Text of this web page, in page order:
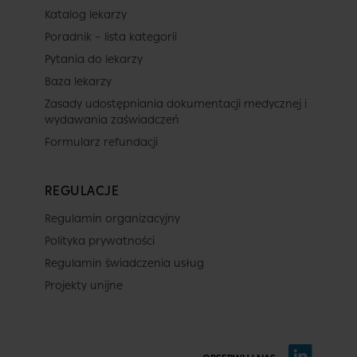
Katalog lekarzy
Poradnik – lista kategorii
Pytania do lekarzy
Baza lekarzy
Zasady udostępniania dokumentacji medycznej i
wydawania zaświadczeń
Formularz refundacji
REGULACJE
Regulamin organizacyjny
Polityka prywatności
Regulamin świadczenia usług
Projekty unijne